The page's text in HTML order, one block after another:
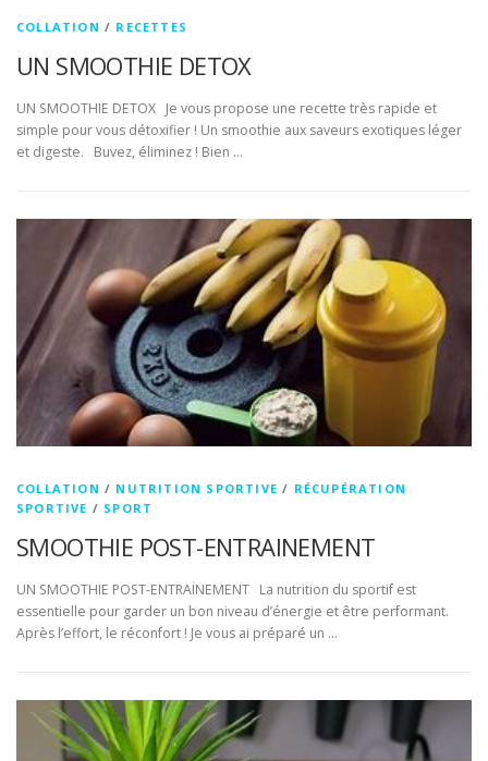
COLLATION / RECETTES
UN SMOOTHIE DETOX
UN SMOOTHIE DETOX Je vous propose une recette très rapide et
simple pour vous détoxifier ! Un smoothie aux saveurs exotiques léger
et digeste. Buvez, éliminez ! Bien …
COLLATION / NUTRITION SPORTIVE / RÉCUPÉRATION
SPORTIVE / SPORT
SMOOTHIE POST-ENTRAINEMENT
UN SMOOTHIE POST-ENTRAINEMENT La nutrition du sportif est
essentielle pour garder un bon niveau d’énergie et être performant.
Après l’effort, le réconfort ! Je vous ai préparé un …